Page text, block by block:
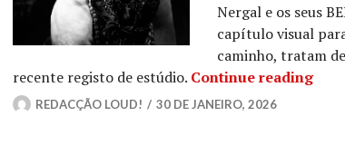
Nergal e os seus
capítulo visual
caminho, tratam
recente registo de estúdio. Continue reading
REDACÇÃO LOUD! 30 DE JANEIRO, 2026